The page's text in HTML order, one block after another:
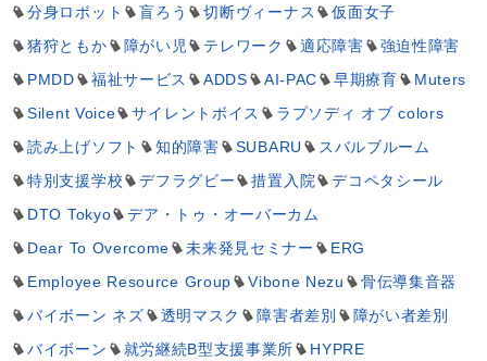
分身ロボット
盲ろう 切断ヴィーナス
仮面女子
猪狩ともか
障がい児 テレワーク 適応障害
強迫性障害
PMDD
福祉サービス ADDS AI-PAC 早期療育
Muters
Silent Voice
サイレントボイス
ラプソディ オブ colors
読み上げソフト
知的障害 SUBARU
スバルブルーム
特別支援学校
デフラグビー 措置入院
デコペタシール
DTO Tokyo
デア・トゥ・オーバーカム
Dear To Overcome
未来発見セミナー
ERG
Employee Resource Group
Vibone Nezu
骨伝導集音器
バイボーン ネズ
透明マスク 障害者差別
障がい者差別
バイボーン
就労継続B型支援事業所 HYPRE